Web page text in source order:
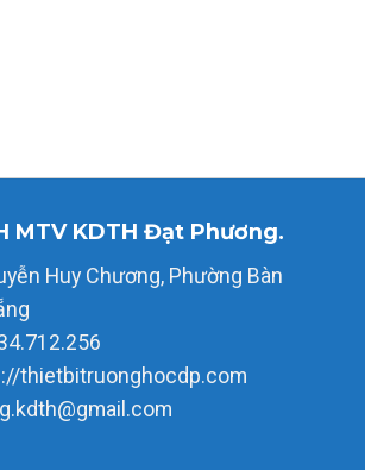
MTV KDTH Đạt Phương.
Huy Chương, Phường Bàn
thietbitruonghocdp.com